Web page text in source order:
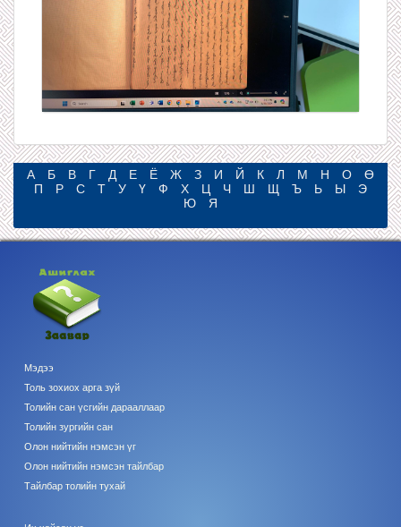
А Б В Г Д Е Ё Ж З И Й К Л М Н О
Ө
П
Р С Т У Ү Ф Х Ц Ч Ш Щ Ъ Ь Ы
Э
Ю
Я
Мэдээ
Толь зохиох арга зүй
Толийн сан үсгийн дарааллаар
Толийн зургийн сан
Олон нийтийн нэмсэн үг
Олон нийтийн нэмсэн тайлбар
Тайлбар толийн тухай